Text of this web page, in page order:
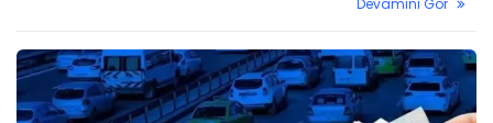
duyurdu. Kamuyu Aydınlatma Platformu (KAP)
üzerinden yapılan açıklamada, Yönetim Kurulu’nun
ortaklara kâr payı ödenmesi yönünde karar aldığı
belirtildi. Şirket 12.960.000 TL kar payı dağıtmayı
planlıyor.